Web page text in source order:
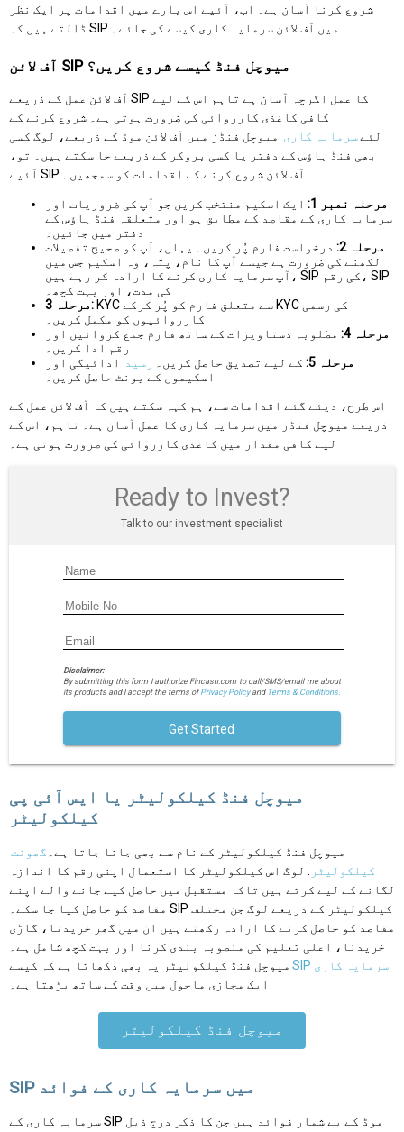
شروع کرنا آسان ہے۔ اب، آئیے اس بارے میں اقدامات پر ایک نظر
ڈالتے ہیں کہ SIP میں آف لائن سرمایہ کاری کیسے کی جائے۔
آف لائن SIP میوچل فنڈ کیسے شروع کریں؟
آف لائن عمل کے ذریعے SIP کا عمل اگرچہ آسان ہے تاہم اس کے لیے
کافی کاغذی کارروائی کی ضرورت ہوتی ہے۔ شروع کرنے کے
لئےسرمایہ کاری میوچل فنڈز میں آف لائن موڈ کے ذریعے، لوگ کسی
بھی فنڈ ہاؤس کے دفتر یا کسی بروکر کے ذریعے جا سکتے ہیں۔ تو،
آئیے SIP آف لائن شروع کرنے کے اقدامات کو سمجھیں۔
مرحلہ نمبر 1:
ایک اسکیم منتخب کریں جو آپ کی ضروریات اور
سرمایہ کاری کے مقاصد کے مطابق ہو اور متعلقہ فنڈ ہاؤس کے
دفتر میں جائیں۔
مرحلہ 2:
درخواست فارم پُر کریں۔ یہاں، آپ کو صحیح تفصیلات
لکھنے کی ضرورت ہے جیسے آپ کا نام، پتہ، وہ اسکیم جس میں
آپ سرمایہ کاری کرنے کا ارادہ کر رہے ہیں، SIP کی رقم، SIP
کی مدت، اور بہت کچھ۔
مرحلہ 3: KYC سے متعلق فارم کو پُر کرکے KYC کی رسمی
کارروائیوں کو مکمل کریں۔
مرحلہ 4:
مطلوبہ دستاویزات کے ساتھ فارم جمع کروائیں اور
رقم ادا کریں۔
مرحلہ 5:
کے لیے تصدیق حاصل کریں۔ رسید
ادائیگی اور
اسکیموں کے یونٹ حاصل کریں۔
اس طرح، دیئے گئے اقدامات سے، ہم کہہ سکتے ہیں کہ آف لائن عمل کے
ذریعے میوچل فنڈز میں سرمایہ کاری کا عمل آسان ہے۔ تاہم، اس کے
لیے کافی مقدار میں کاغذی کارروائی کی ضرورت ہوتی ہے۔
Ready to Invest?
Talk to our investment specialist
Disclaimer:
By submitting this form I authorize Fincash.com to call/SMS/email me about
its products and I accept the terms ofPrivacy Policyand Terms & Conditions.
Get Started
میوچل فنڈ کیلکولیٹر یا ایس آئی پی
کیلکولیٹر
میوچل فنڈ کیلکولیٹر کے نام سے بھی جانا جاتا ہے۔ گھونٹ
کیلکولیٹر
. لوگ اس کیلکولیٹر کا استعمال اپنی رقم کا اندازہ
لگانے کے لیے کرتے ہیں تاکہ مستقبل میں حاصل کیے جانے والے اپنے
مقاصد کو حاصل کیا جا سکے۔ SIP کیلکولیٹر کے ذریعے لوگ جن مختلف
مقاصد کو حاصل کرنے کا ارادہ رکھتے ہیں ان میں گھر خریدنا، گاڑی
خریدنا، اعلیٰ تعلیم کی منصوبہ بندی کرنا اور بہت کچھ شامل ہے۔
میوچل فنڈ کیلکولیٹر یہ بھی دکھاتا ہے کہ کیسے
SIP سرمایہ کاری
ایک مجازی ماحول میں وقت کے ساتھ بڑھتا ہے۔
میوچل فنڈ کیلکولیٹر
SIP میں سرمایہ کاری کے فوائد
سرمایہ کاری کے SIP موڈ کے بے شمار فوائد ہیں جن کا ذکر درج ذیل